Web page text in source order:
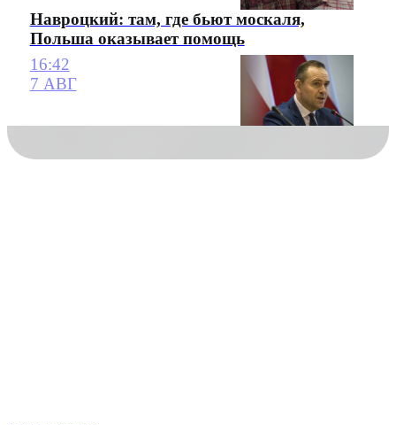
Навроцкий: там, где бьют москаля,
Польша оказывает помощь
16:42
7 АВГ